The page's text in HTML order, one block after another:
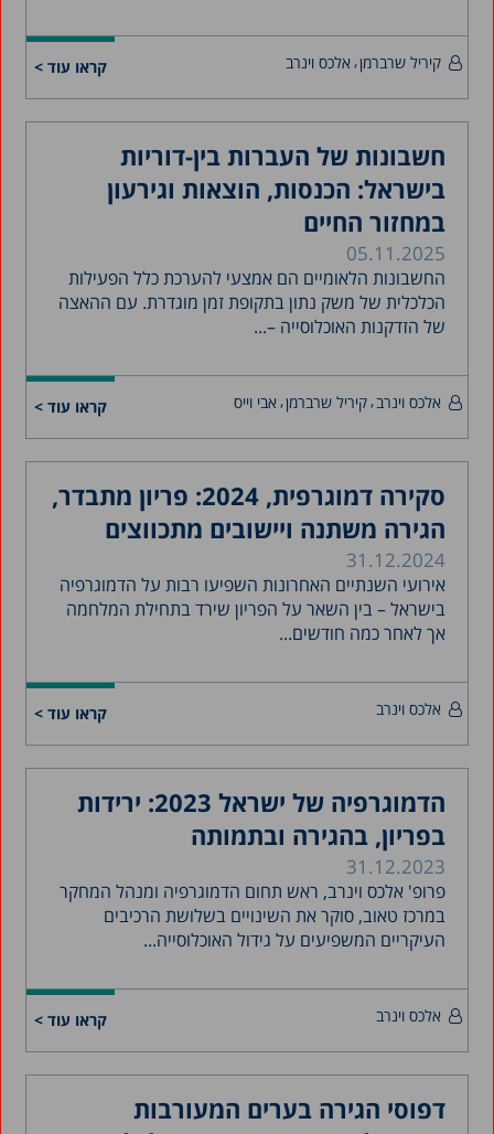
קראו עוד > קיריל שרברמן אלכס וינרב
חשבונות של העברות בין-דוריות
בישראל: הכנסות, הוצאות וגירעון
במחזור החיים
05.11.2025
החשבונות הלאומיים הם אמצעי להערכת כלל הפעילות
הכלכלית של משק נתון בתקופת זמן מוגדרת. עם ההאצה
של הזדקנות האוכלוסייה –...
קראו עוד > אלכס וינרב קיריל שרברמן אבי וייס
סקירה דמוגרפית, 2024: פריון מתבדר,
הגירה משתנה ויישובים מתכווצים
31.12.2024
אירועי השנתיים האחרונות השפיעו רבות על הדמוגרפיה
בישראל – בין השאר על הפריון שירד בתחילת המלחמה
אך לאחר כמה חודשים...
קראו עוד > אלכס וינרב
הדמוגרפיה של ישראל 2023: ירידות
בפריון, בהגירה ובתמותה
31.12.2023
פרופ' אלכס וינרב, ראש תחום הדמוגרפיה ומנהל המחקר
במרכז טאוב, סוקר את השינויים בשלושת הרכיבים
העיקריים המשפיעים על גידול האוכלוסייה...
קראו עוד > אלכס וינרב
דפוסי הגירה בערים המעורבות